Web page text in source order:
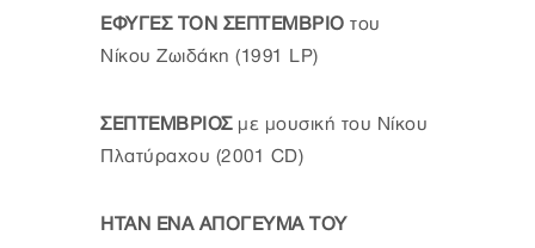
ΕΦΥΓΕΣ ΤΟΝ ΣΕΠΤΕΜΒΡΙΟ του
Νίκου Ζωιδάκη (1991 LP)
ΣΕΠΤΕΜΒΡΙΟΣμε μουσική του Νίκου
Πλατύραχου (2001 CD)
ΗΤΑΝ ΕΝΑ ΑΠΟΓΕΥΜΑ ΤΟΥ